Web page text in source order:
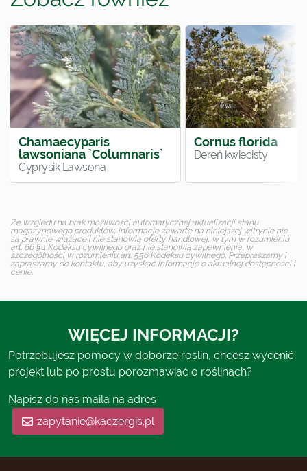
Chamaecyparis
lawsoniana `Columnaris`
Cyprysik Lawsona
Cornus florida
Dereń kwiecisty
Ze względu na brak możliwości automatycznej aktualizacji stanu
magazynowego produktów, informacje zawarte na niniejszej witrynie nie
są prawnie wiążące i nie stanowią oferty handlowej, w tym w rozumieniu
art. 66 § 1 Kodeksu cywilnego oraz nie stanowią zapewnienia, w
szczególności w rozumieniu art. 556 Kodeksu cywilnego. Przepraszamy i
zapraszamy do kontaktu, aby uzyskać informacje o aktualnej dostępności i
cenie.
WIĘCEJ INFORMACJI?
Potrzebujesz pomocy w doborze roślin, chcesz wycenić
projekt lub po prostu porozmawiać o roślinach?
Napisz do nas maila na adres
zapytanie@kaczergis.pl